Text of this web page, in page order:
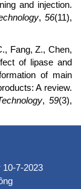
and injection.
,56(11),
Fang, Z., Chen,
of lipase and
of main
A review.
,59(3),
10-7-2023